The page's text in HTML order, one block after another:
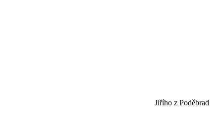
Jiřího z Poděbrad